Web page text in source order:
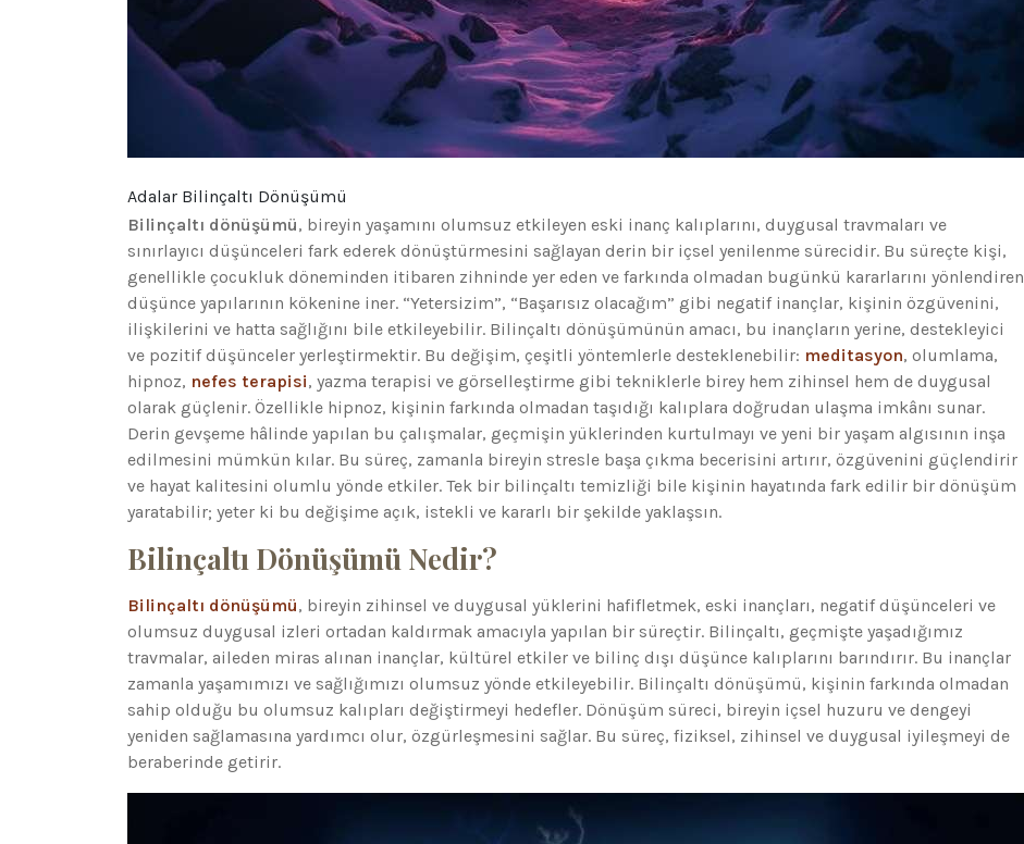
Adalar Bilinçaltı Dönüşümü
Bilinçaltı dönüşümü, bireyin yaşamını olumsuz etkileyen eski inanç kalıplarını, duygusal travmaları ve
sınırlayıcı düşünceleri fark ederek dönüştürmesini sağlayan derin bir içsel yenilenme sürecidir. Bu süreçte kişi,
genellikle çocukluk döneminden itibaren zihninde yer eden ve farkında olmadan bugünkü kararlarını yönlendiren
düşünce yapılarının kökenine iner. “Yetersizim”, “Başarısız olacağım” gibi negatif inançlar, kişinin özgüvenini,
ilişkilerini ve hatta sağlığını bile etkileyebilir. Bilinçaltı dönüşümünün amacı, bu inançların yerine, destekleyici
ve pozitif düşünceler yerleştirmektir. Bu değişim, çeşitli yöntemlerle desteklenebilir: meditasyon, olumlama,
hipnoz, nefes terapisi, yazma terapisi ve görselleştirme gibi tekniklerle birey hem zihinsel hem de duygusal
olarak güçlenir. Özellikle hipnoz, kişinin farkında olmadan taşıdığı kalıplara doğrudan ulaşma imkânı sunar.
Derin gevşeme hâlinde yapılan bu çalışmalar, geçmişin yüklerinden kurtulmayı ve yeni bir yaşam algısının inşa
edilmesini mümkün kılar. Bu süreç, zamanla bireyin stresle başa çıkma becerisini artırır, özgüvenini güçlendirir
ve hayat kalitesini olumlu yönde etkiler. Tek bir bilinçaltı temizliği bile kişinin hayatında fark edilir bir dönüşüm
yaratabilir; yeter ki bu değişime açık, istekli ve kararlı bir şekilde yaklaşsın.
Bilinçaltı Dönüşümü Nedir?
Bilinçaltı dönüşümü, bireyin zihinsel ve duygusal yüklerini hafifletmek, eski inançları, negatif düşünceleri ve
olumsuz duygusal izleri ortadan kaldırmak amacıyla yapılan bir süreçtir. Bilinçaltı, geçmişte yaşadığımız
travmalar, aileden miras alınan inançlar, kültürel etkiler ve bilinç dışı düşünce kalıplarını barındırır. Bu inançlar
zamanla yaşamımızı ve sağlığımızı olumsuz yönde etkileyebilir. Bilinçaltı dönüşümü, kişinin farkında olmadan
sahip olduğu bu olumsuz kalıpları değiştirmeyi hedefler. Dönüşüm süreci, bireyin içsel huzuru ve dengeyi
yeniden sağlamasına yardımcı olur, özgürleşmesini sağlar. Bu süreç, fiziksel, zihinsel ve duygusal iyileşmeyi de
beraberinde getirir.